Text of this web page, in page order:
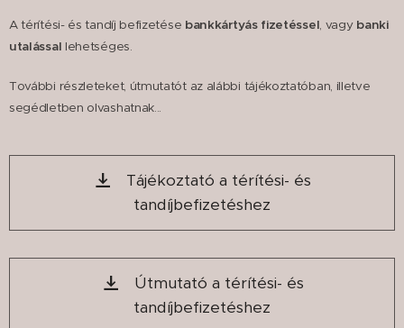
A térítési- és tandíj befizetése bankkártyás fizetéssel, vagy banki
utalással lehetséges.
További részleteket, útmutatót az alábbi tájékoztatóban, illetve
segédletben olvashatnak...
Tájékoztató a térítési- és
tandíjbefizetéshez
Útmutató a térítési- és
tandíjbefizetéshez